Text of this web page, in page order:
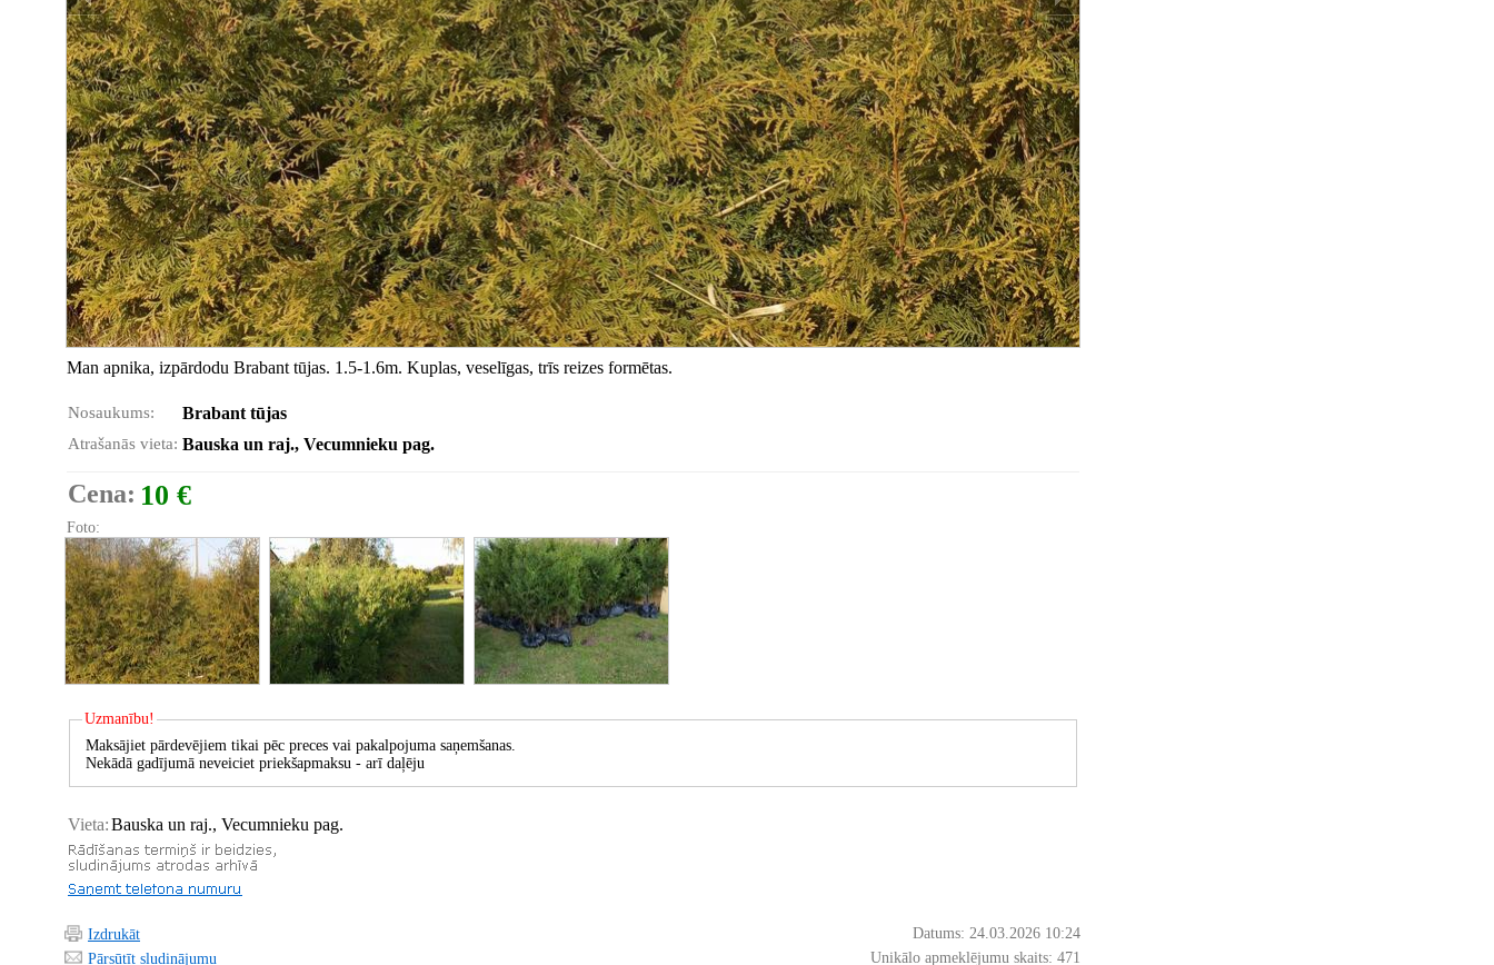
Man apnika, izpārdodu Brabant tūjas. 1.5-1.6m. Kuplas, veselīgas, trīs reizes formētas.
Nosaukums: Brabant tūjas
Atrašanās vieta: Bauska un raj., Vecumnieku pag.
Cena: 10 €
Foto:
Uzmanību!
Maksājiet pārdevējiem tikai pēc preces vai pakalpojuma saņemšanas.
Nekādā gadījumā neveiciet priekšapmaksu - arī daļēju
Vieta:Bauska un raj., Vecumnieku pag.
Izdrukāt
Datums: 24.03.2026 10:24
Pārsūtīt sludinājumu
Unikālo apmeklējumu skaits: 471